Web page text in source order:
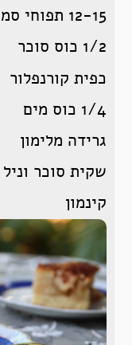
12-15 תפוחי סמיט קלופים וחתוכים לקוביות
1/2 כוס סוכר
כפית קורנפלור
1/4 כוס מים
גרידה מלימון
שקית סוכר וניל
קינמון